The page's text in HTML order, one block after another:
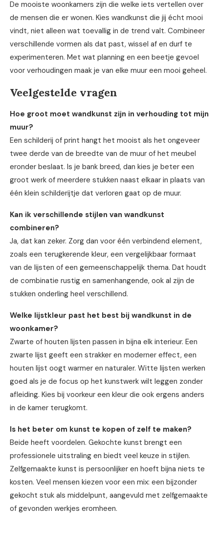
De mooiste woonkamers zijn die welke iets vertellen over
de mensen die er wonen. Kies wandkunst die jij écht mooi
vindt, niet alleen wat toevallig in de trend valt. Combineer
verschillende vormen als dat past, wissel af en durf te
experimenteren. Met wat planning en een beetje gevoel
voor verhoudingen maak je van elke muur een mooi geheel.
Veelgestelde vragen
Hoe groot moet wandkunst zijn in verhouding tot mijn
muur?
Een schilderij of print hangt het mooist als het ongeveer
twee derde van de breedte van de muur of het meubel
eronder beslaat. Is je bank breed, dan kies je beter een
groot werk of meerdere stukken naast elkaar in plaats van
één klein schilderijtje dat verloren gaat op de muur.
Kan ik verschillende stijlen van wandkunst
combineren?
Ja, dat kan zeker. Zorg dan voor één verbindend element,
zoals een terugkerende kleur, een vergelijkbaar formaat
van de lijsten of een gemeenschappelijk thema. Dat houdt
de combinatie rustig en samenhangende, ook al zijn de
stukken onderling heel verschillend.
Welke lijstkleur past het best bij wandkunst in de
woonkamer?
Zwarte of houten lijsten passen in bijna elk interieur. Een
zwarte lijst geeft een strakker en moderner effect, een
houten lijst oogt warmer en naturaler. Witte lijsten werken
goed als je de focus op het kunstwerk wilt leggen zonder
afleiding. Kies bij voorkeur een kleur die ook ergens anders
in de kamer terugkomt.
Is het beter om kunst te kopen of zelf te maken?
Beide heeft voordelen. Gekochte kunst brengt een
professionele uitstraling en biedt veel keuze in stijlen.
Zelfgemaakte kunst is persoonlijker en hoeft bijna niets te
kosten. Veel mensen kiezen voor een mix: een bijzonder
gekocht stuk als middelpunt, aangevuld met zelfgemaakte
of gevonden werkjes eromheen.